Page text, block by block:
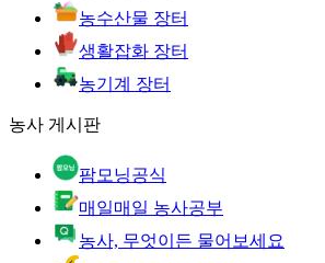
농수산물 장터
생활잡화 장터
농기계 장터
농사 게시판
팜모닝공식
매일매일 농사공부
농사, 무엇이든 물어보세요